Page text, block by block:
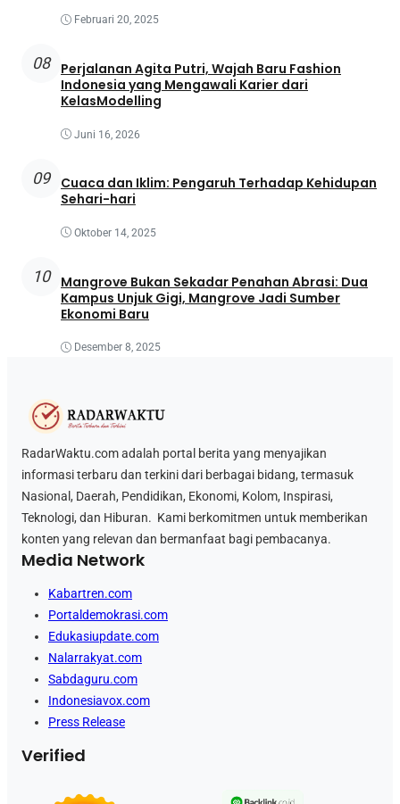
Februari 20, 2025
08
Perjalanan Agita Putri, Wajah Baru Fashion
Indonesia yang Mengawali Karier dari
KelasModelling
Juni 16, 2026
09
Cuaca dan Iklim: Pengaruh Terhadap Kehidupan
Sehari-hari
Oktober 14, 2025
10
Mangrove Bukan Sekadar Penahan Abrasi: Dua
Kampus Unjuk Gigi, Mangrove Jadi Sumber
Ekonomi Baru
Desember 8, 2025
RadarWaktu.com adalah portal berita yang menyajikan
informasi terbaru dan terkini dari berbagai bidang, termasuk
Nasional, Daerah, Pendidikan, Ekonomi, Kolom, Inspirasi,
Teknologi, dan Hiburan. Kami berkomitmen untuk memberikan
konten yang relevan dan bermanfaat bagi pembacanya.
Media Network
Kabartren.com
Portaldemokrasi.com
Edukasiupdate.com
Nalarrakyat.com
Sabdaguru.com
Indonesiavox.com
Press Release
Verified